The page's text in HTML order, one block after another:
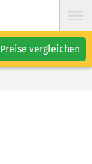
Preise vergleichen